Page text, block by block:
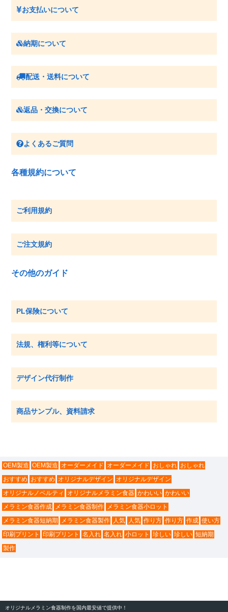
お支払いについて
納期について
配送・送料について
返品・交換について
よくあるご質問
各種規約について
ご利用規約
ご注文規約
その他のガイド
PL保険について
法規、権利等について
デザイン代行制作
商品サンプル、資料請求
OEM製造 OEM製造 オーダーメイド オーダーメイド おしゃれ おしゃれ
おすすめ おすすめ オリジナルデザイン オリジナルデザイン
オリジナルノベルティ
オリジナルメラミン食器 かわいい かわいい
メラミン食器作成
メラミン食器制作
メラミン食器小ロット
メラミン食器短納期
メラミン食器製作 人気 人気 作り方 作り方 作成 使い方
印刷プリント
印刷プリント 名入れ 名入れ 小ロット 珍しい 珍しい 短納期
製作
オリジナルメラミン食器制作を国内最安値で提供中！